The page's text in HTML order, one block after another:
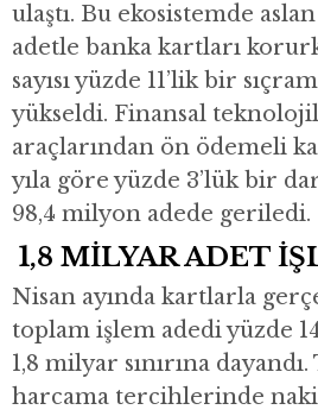
ulaştı. Bu ekosistemde
adetle banka kartları
sayısı yüzde 11’lik bir
yükseldi. Finansal
araçlarından ön ödemeli
yıla göre yüzde 3’lük bir
98,4 milyon adede geriledi.
1,8 MİLYAR ADET
Nisan ayında kartlarla
toplam işlem adedi yüzde
1,8 milyar sınırına
harcama tercihlerinde